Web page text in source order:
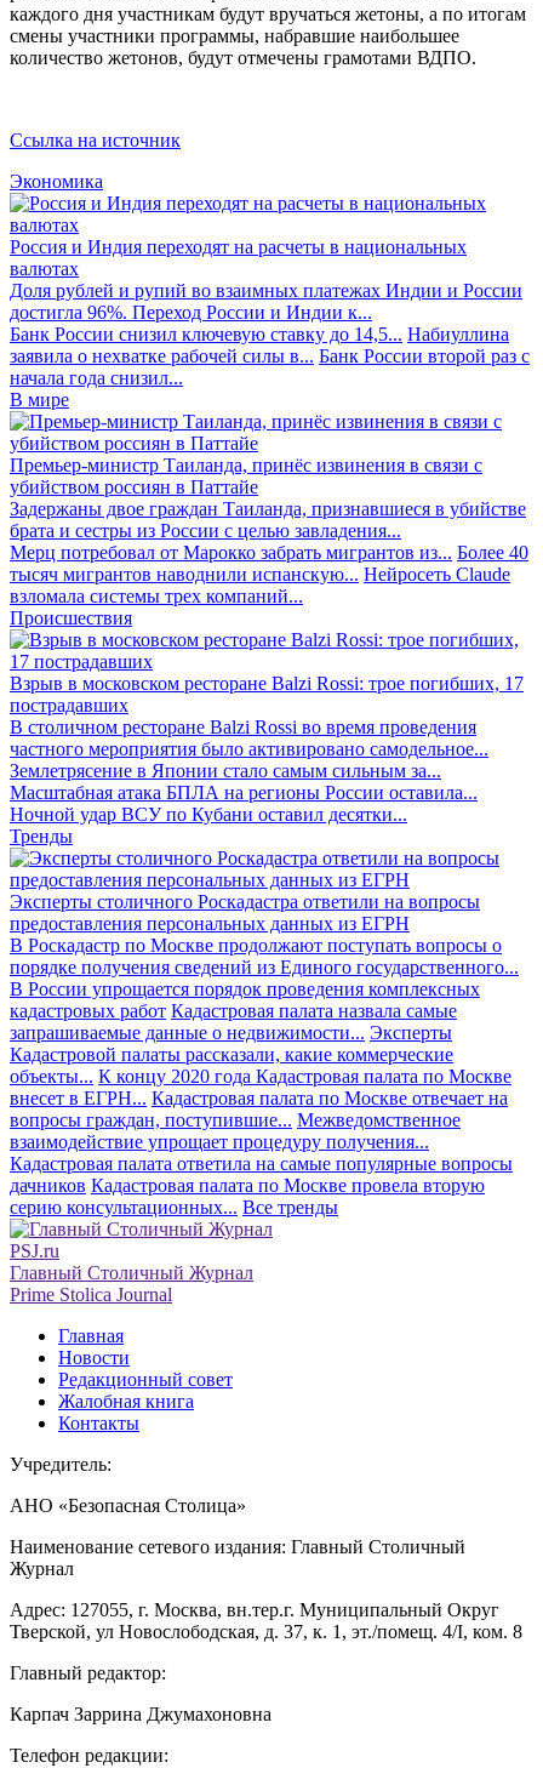
каждого дня участникам будут вручаться жетоны, а по итогам
смены участники программы, набравшие наибольшее
количество жетонов, будут отмечены грамотами ВДПО.
Ссылка на источник
Экономика
Россия и Индия переходят на расчеты в национальных
валютах
Доля рублей и рупий во взаимных платежах Индии и России
достигла 96%. Переход России и Индии к...
Банк России снизил ключевую ставку до 14,5... Набиуллина
заявила о нехватке рабочей силы в... Банк России второй раз с
начала года снизил...
В мире
Премьер-министр Таиланда, принёс извинения в связи с
убийством россиян в Паттайе
Задержаны двое граждан Таиланда, признавшиеся в убийстве
брата и сестры из России с целью завладения...
Мерц потребовал от Марокко забрать мигрантов из... Более 40
тысяч мигрантов наводнили испанскую... Нейросеть Claude
взломала системы трех компаний...
Происшествия
Взрыв в московском ресторане Balzi Rossi: трое погибших, 17
пострадавших
В столичном ресторане Balzi Rossi во время проведения
частного мероприятия было активировано самодельное...
Землетрясение в Японии стало самым сильным за...
Масштабная атака БПЛА на регионы России оставила...
Ночной удар ВСУ по Кубани оставил десятки...
Тренды
Эксперты столичного Роскадастра ответили на вопросы
предоставления персональных данных из ЕГРН
В Роскадастр по Москве продолжают поступать вопросы о
порядке получения сведений из Единого государственного...
В России упрощается порядок проведения комплексных
кадастровых работ Кадастровая палата назвала самые
запрашиваемые данные о недвижимости... Эксперты
Кадастровой палаты рассказали, какие коммерческие
объекты... К концу 2020 года Кадастровая палата по Москве
внесет в ЕГРН... Кадастровая палата по Москве отвечает на
вопросы граждан, поступившие... Межведомственное
взаимодействие упрощает процедуру получения...
Кадастровая палата ответила на самые популярные вопросы
дачников Кадастровая палата по Москве провела вторую
серию консультационных... Все тренды
PSJ.ru
Главный Столичный Журнал
Prime Stolica Journal
Главная
Новости
Редакционный совет
Жалобная книга
Контакты
Учредитель:
АНО «Безопасная Столица»
Наименование сетевого издания: Главный Столичный
Журнал
Адрес: 127055, г. Москва, вн.тер.г. Муниципальный Округ
Тверской, ул Новослободская, д. 37, к. 1, эт./помещ. 4/I, ком. 8
Главный редактор:
Карпач Заррина Джумахоновна
Телефон редакции: